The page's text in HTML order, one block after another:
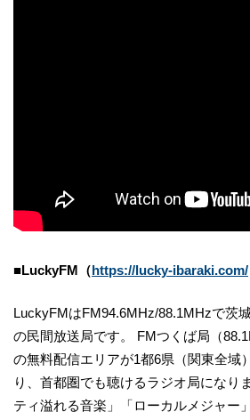
■LuckyFM（https://lucky-ibaraki.com/
LuckyFMはFM94.6MHz/88.1MHzで茨
の民間放送局です。 FMつくば局（
の無料配信エリアが1都6県（関東全域
り、首都圏でも聴けるラジオ局になり
ティ溢れる音楽」「ローカルメジャー